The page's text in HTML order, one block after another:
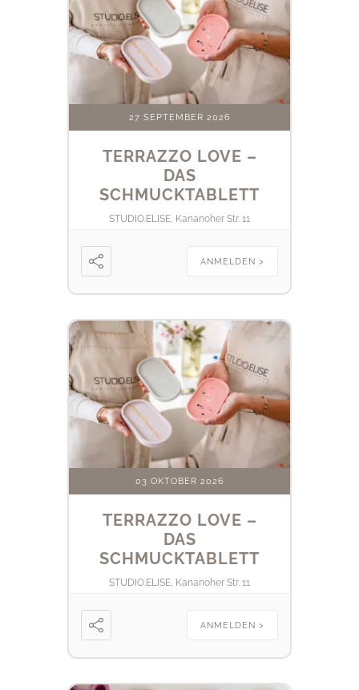
27 SEPTEMBER 2026
TERRAZZO LOVE –
DAS
SCHMUCKTABLETT
STUDIO.ELISE, Kananoher Str. 11
ANMELDEN >
03 OKTOBER 2026
TERRAZZO LOVE –
DAS
SCHMUCKTABLETT
STUDIO.ELISE, Kananoher Str. 11
ANMELDEN >